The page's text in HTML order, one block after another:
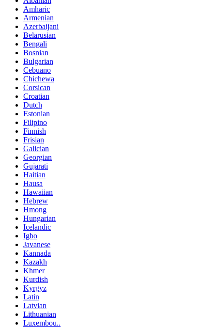
Amharic
Armenian
Azerbaijani
Belarusian
Bengali
Bosnian
Bulgarian
Cebuano
Chichewa
Corsican
Croatian
Dutch
Estonian
Filipino
Finnish
Frisian
Galician
Georgian
Gujarati
Haitian
Hausa
Hawaiian
Hebrew
Hmong
Hungarian
Icelandic
Igbo
Javanese
Kannada
Kazakh
Khmer
Kurdish
Kyrgyz
Latin
Latvian
Lithuanian
Luxembou..